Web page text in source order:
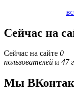
Сейчас на
Сейчас на сайте 0
пользователей и 47
Мы